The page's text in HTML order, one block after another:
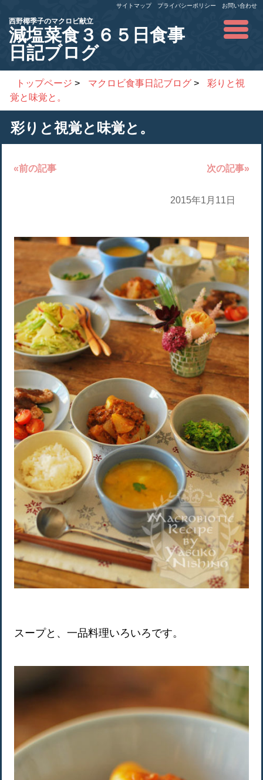
サイトマップ プライバシーポリシー お問い合わせ
西野椰季子のマクロビ献立
減塩菜食３６５日食事
日記ブログ
トップページ > マクロビ食事日記ブログ >
彩りと視
覚と味覚と。
彩りと視覚と味覚と。
«前の記事 次の記事»
2015年1月11日
スープと、一品料理いろいろです。